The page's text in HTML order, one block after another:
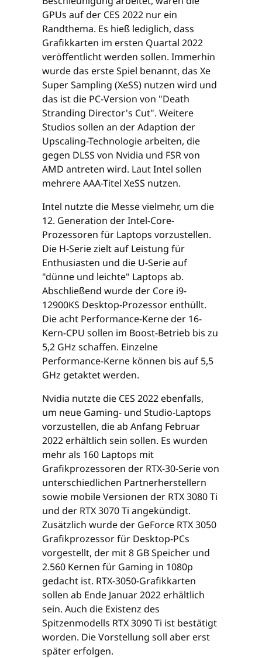
GPUs auf der CES 2022 nur ein
Randthema. Es hieß lediglich, dass
Grafikkarten im ersten Quartal 2022
veröffentlicht werden sollen. Immerhin
wurde das erste Spiel benannt, das Xe
Super Sampling (XeSS) nutzen wird und
das ist die PC-Version von "Death
Stranding Director's Cut". Weitere
Studios sollen an der Adaption der
Upscaling-Technologie arbeiten, die
gegen DLSS von Nvidia und FSR von
AMD antreten wird. Laut Intel sollen
mehrere AAA-Titel XeSS nutzen.
Intel nutzte die Messe vielmehr, um die
12. Generation der Intel-Core-
Prozessoren für Laptops vorzustellen.
Die H-Serie zielt auf Leistung für
Enthusiasten und die U-Serie auf
"dünne und leichte" Laptops ab.
Abschließend wurde der Core i9-
12900KS Desktop-Prozessor enthüllt.
Die acht Performance-Kerne der 16-
Kern-CPU sollen im Boost-Betrieb bis zu
5,2 GHz schaffen. Einzelne
Performance-Kerne können bis auf 5,5
GHz getaktet werden.
Nvidia nutzte die CES 2022 ebenfalls,
um neue Gaming- und Studio-Laptops
vorzustellen, die ab Anfang Februar
2022 erhältlich sein sollen. Es wurden
mehr als 160 Laptops mit
Grafikprozessoren der RTX-30-Serie von
unterschiedlichen Partnerherstellern
sowie mobile Versionen der RTX 3080 Ti
und der RTX 3070 Ti angekündigt.
Zusätzlich wurde der GeForce RTX 3050
Grafikprozessor für Desktop-PCs
vorgestellt, der mit 8 GB Speicher und
2.560 Kernen für Gaming in 1080p
gedacht ist. RTX-3050-Grafikkarten
sollen ab Ende Januar 2022 erhältlich
sein. Auch die Existenz des
Spitzenmodells RTX 3090 Ti ist bestätigt
worden. Die Vorstellung soll aber erst
später erfolgen.